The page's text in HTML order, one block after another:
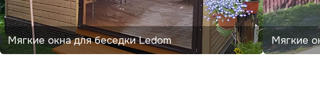
Мягкие окна для беседки Ledom Мягкие